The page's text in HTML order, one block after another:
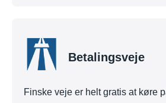
Betalingsveje
Finske veje er helt gratis at køre